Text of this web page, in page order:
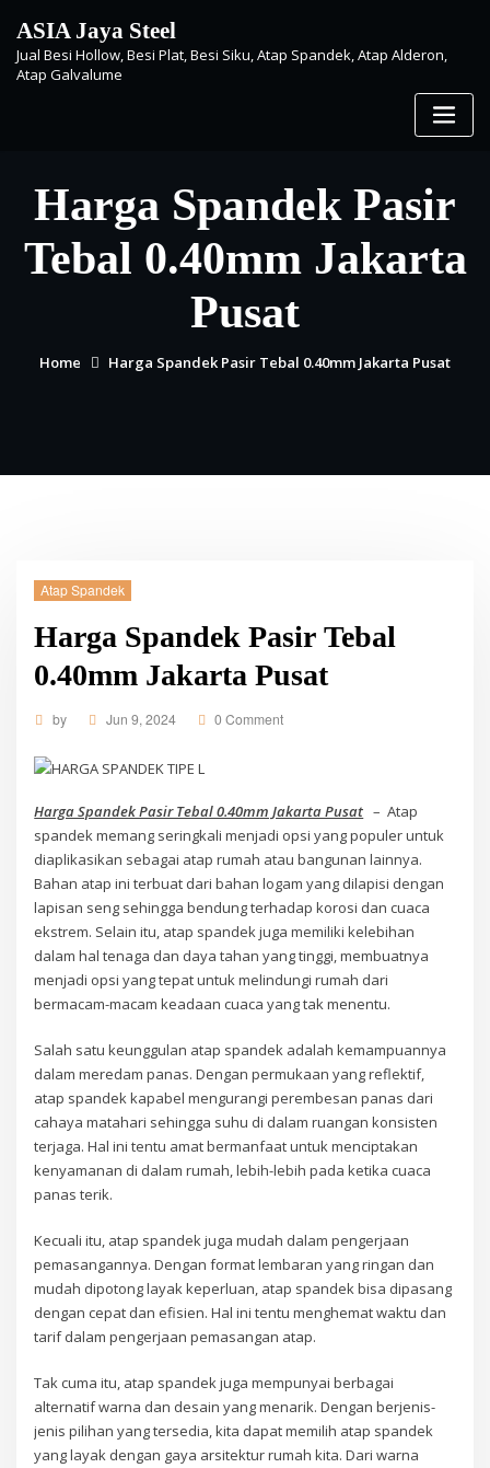
content
ASIA Jaya Steel
Jual Besi Hollow, Besi Plat, Besi Siku, Atap Spandek, Atap Alderon,
Atap Galvalume
Harga Spandek Pasir
Tebal 0.40mm Jakarta
Pusat
Home Harga Spandek Pasir Tebal 0.40mm Jakarta Pusat
Atap Spandek
Harga Spandek Pasir Tebal
0.40mm Jakarta Pusat
by Jun 9, 2024 0 Comment
Harga Spandek Pasir Tebal 0.40mm Jakarta Pusat – Atap
spandek memang seringkali menjadi opsi yang populer untuk
diaplikasikan sebagai atap rumah atau bangunan lainnya.
Bahan atap ini terbuat dari bahan logam yang dilapisi dengan
lapisan seng sehingga bendung terhadap korosi dan cuaca
ekstrem. Selain itu, atap spandek juga memiliki kelebihan
dalam hal tenaga dan daya tahan yang tinggi, membuatnya
menjadi opsi yang tepat untuk melindungi rumah dari
bermacam-macam keadaan cuaca yang tak menentu.
Salah satu keunggulan atap spandek adalah kemampuannya
dalam meredam panas. Dengan permukaan yang reflektif,
atap spandek kapabel mengurangi perembesan panas dari
cahaya matahari sehingga suhu di dalam ruangan konsisten
terjaga. Hal ini tentu amat bermanfaat untuk menciptakan
kenyamanan di dalam rumah, lebih-lebih pada ketika cuaca
panas terik.
Kecuali itu, atap spandek juga mudah dalam pengerjaan
pemasangannya. Dengan format lembaran yang ringan dan
mudah dipotong layak keperluan, atap spandek bisa dipasang
dengan cepat dan efisien. Hal ini tentu menghemat waktu dan
tarif dalam pengerjaan pemasangan atap.
Tak cuma itu, atap spandek juga mempunyai berbagai
alternatif warna dan desain yang menarik. Dengan berjenis-
jenis pilihan yang tersedia, kita dapat memilih atap spandek
yang layak dengan gaya arsitektur rumah kita. Dari warna